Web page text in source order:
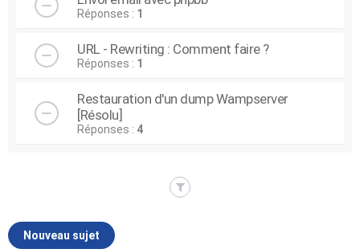
Réponses : 1
URL - Rewriting : Comment faire ?
Réponses : 1
Restauration d'un dump Wampserver
[Résolu]
Réponses : 4
Nouveau sujet